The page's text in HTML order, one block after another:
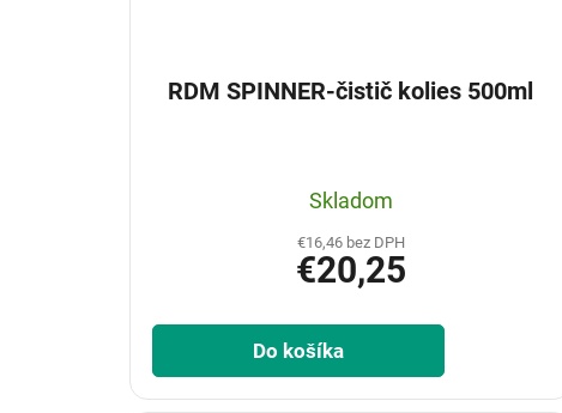
RDM SPINNER-čistič kolies 500ml
Skladom
€16,46 bez DPH
€20,25
Do košíka